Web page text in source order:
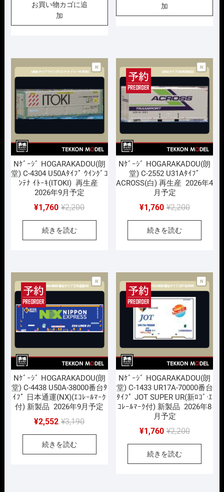
価
し
た。
の
で
す。
お買い物カゴに追
加
た。
す。
加
Nｹﾞｰｼﾞ HOGARAKADOU(朗
堂) C-4304 U50Aﾀｲﾌﾟ ｳｲﾝｸﾞｺ
ﾝﾃﾅ ｲﾄｰｷ(ITOKI) 再生産
2026年9月予定
¥2,200元
の
格
で
し
た。
¥1,760
現
在
価
¥1,760
で
す。
続きを読む
Nｹﾞｰｼﾞ HOGARAKADOU(朗
堂) C-2552 U31Aﾀｲﾌﾟ
ACROSS(白) 再生産 2026年4
月予定
¥2,200元
の
格
で
し
た。
¥1,760
現
在
価
¥1,760
で
す。
続きを読む
Nｹﾞｰｼﾞ HOGARAKADOU(朗
堂) C-4438 U50A-38000番台ﾀ
ｲﾌﾟ 日本通運(NX)(ｴｺﾚｰﾙﾏｰｸ
付) 新製品 2026年9月予定
¥3,190元
の
格
¥2,552
現
在
価
続きを読む
Nｹﾞｰｼﾞ HOGARAKADOU(朗
堂) C-1433 UR17A-70000番台
ﾀｲﾌﾟ JOT SUPER UR(新ﾛｺﾞ·ｴ
ｺﾚｰﾙﾏｰｸ付) 新製品 2026年8
月予定
¥2,200元
の
格
¥1,760
現
在
価
続きを読む